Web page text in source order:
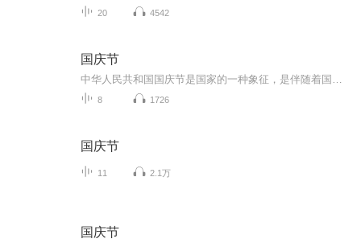
20 4542
国庆节
8 1726
国庆节
11 2.1万
国庆节